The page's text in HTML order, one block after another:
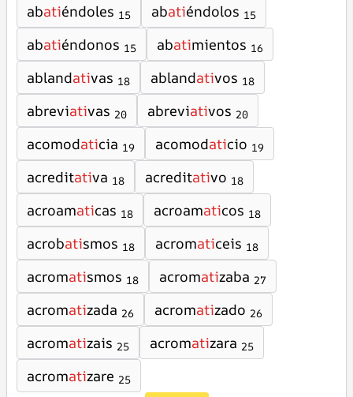
abatiéndoles 15 abatiéndolos 15
abatiéndonos 15 abatimientos 16
ablandativas 18 ablandativos 18
abreviativas 20 abreviativos 20
acomodaticia 19 acomodaticio 19
acreditativa 18 acreditativo 18
acroamaticas 18 acroamaticos 18
acrobatismos 18 acromaticeis 18
acromatismos 18 acromatizaba 27
acromatizada 26 acromatizado 26
acromatizais 25 acromatizara 25
acromatizare 25